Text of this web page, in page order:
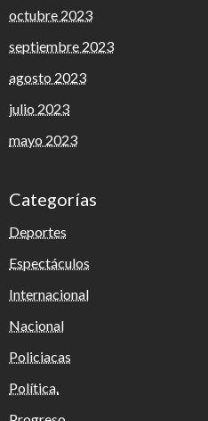
octubre 2023
septiembre 2023
agosto 2023
julio 2023
mayo 2023
Categorías
Deportes
Espectáculos
Internacional
Nacional
Policiacas
Política.